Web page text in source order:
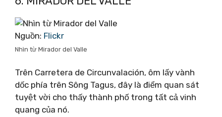
Nguồn: Flickr
Nhìn từ Mirador del Valle
Trên Carretera de Circunvalación, ôm lấy vành
dốc phía trên Sông Tagus, đây là điểm quan sát
tuyệt vời cho thấy thành phố trong tất cả vinh
quang của nó.